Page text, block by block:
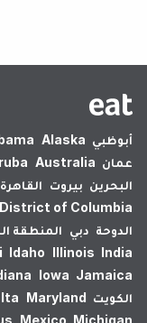
أبوظبي Alaska
عمان Australia
البحرين بيروت القاهرة
District of Columbia
الدوحة دبي المنطقة
Idaho Illinois India
Iowa Jamaica
الكويت Maryland